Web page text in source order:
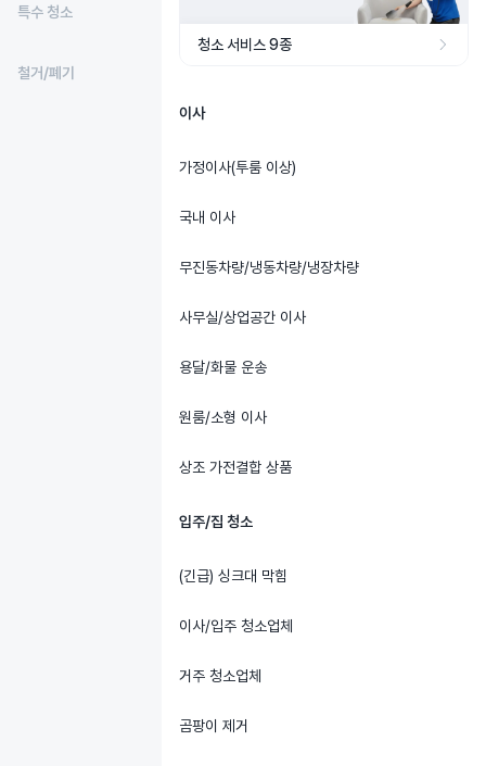
특수 청소
철거/폐기
청소 서비스 9종
이사
가정이사(투룸 이상)
국내 이사
무진동차량/냉동차량/냉장차량
사무실/상업공간 이사
용달/화물 운송
원룸/소형 이사
상조 가전결합 상품
입주/집 청소
(긴급) 싱크대 막힘
이사/입주 청소업체
거주 청소업체
곰팡이 제거